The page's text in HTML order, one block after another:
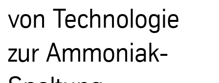
von Technologie
zur Ammoniak-